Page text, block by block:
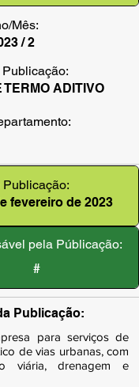
Mês:
/ 2
TERMO ADITIVO
Publicação:
fevereiro de 2023
pela Públicação:
#
Publicação:
para serviços de
de vias urbanas, com
viária, drenagem e